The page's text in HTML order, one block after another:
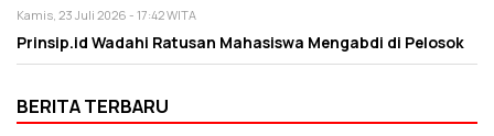
Kamis, 23 Juli 2026 - 17:42 WITA
Prinsip.id Wadahi Ratusan Mahasiswa Mengabdi di Pelosok
BERITA TERBARU